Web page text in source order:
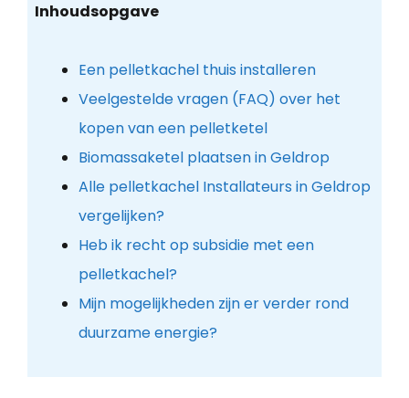
Inhoudsopgave
Een pelletkachel thuis installeren
Veelgestelde vragen (FAQ) over het
kopen van een pelletketel
Biomassaketel plaatsen in Geldrop
Alle pelletkachel Installateurs in Geldrop
vergelijken?
Heb ik recht op subsidie met een
pelletkachel?
Mijn mogelijkheden zijn er verder rond
duurzame energie?